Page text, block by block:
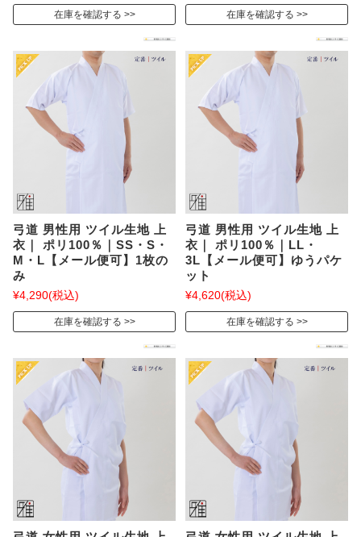
在庫を確認する 在庫を確認する
弓道 男性用 ツイル生地 上
衣｜ ポリ100％｜SS・S・
M・L【メール便可】1枚の
み
¥4,290(税込)
在庫を確認する
弓道 男性用 ツイル生地 上
衣｜ ポリ100％｜LL・
3L【メール便可】ゆうパケ
ット
¥4,620(税込)
在庫を確認する